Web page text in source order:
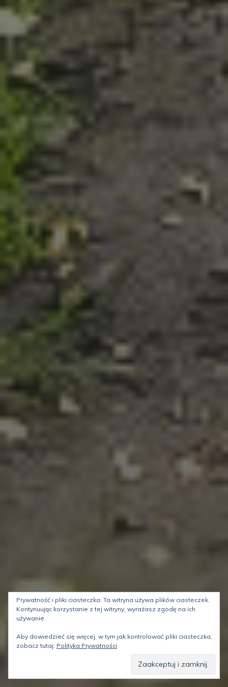
Kategorie
DROGI I BEZDROŻA
Posted
on
03/05/2024
Prywatność i pliki ciasteczka: Ta witryna używa plików ciasteczek.
Kontynuując korzystanie z tej witryny, wyrażasz zgodę na ich
używanie.
Aby dowiedzieć się więcej, w tym jak kontrolować pliki ciasteczka,
zobacz tutaj: Polityka Prywatności